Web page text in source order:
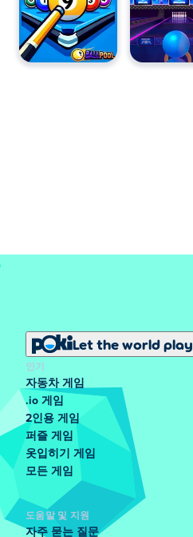
Let the world play
인기
자동차 게임
.io 게임
2인용 게임
퍼즐 게임
옷입히기 게임
모든 게임
도움말 및 지원
자주 묻는 질문